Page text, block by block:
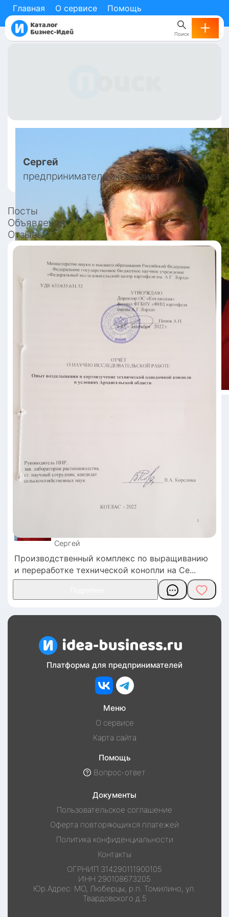
Главная О сервисе Помощь
Поиск
Сергей
предприниматель экономист
Посты
Объявления
Отзывы
Сергей
Производственный комплекс по выращиванию
и переработке технической конопли на Се
Платформа для предпринимателей
Меню
О сервисе
Карта сайта
Помощь
Вопрос-ответ
Документы
Пользовательское соглашение
Оферта повторяющихся платежей
Политика конфиденциальности
Контакты
ОГРНИП 314290111900105
ИНН 290108673205
Юр.Адрес: МО, Люберцы, р.п. Томилино, ул.
Твардовского д.5